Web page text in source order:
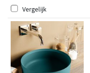
Vergelijk